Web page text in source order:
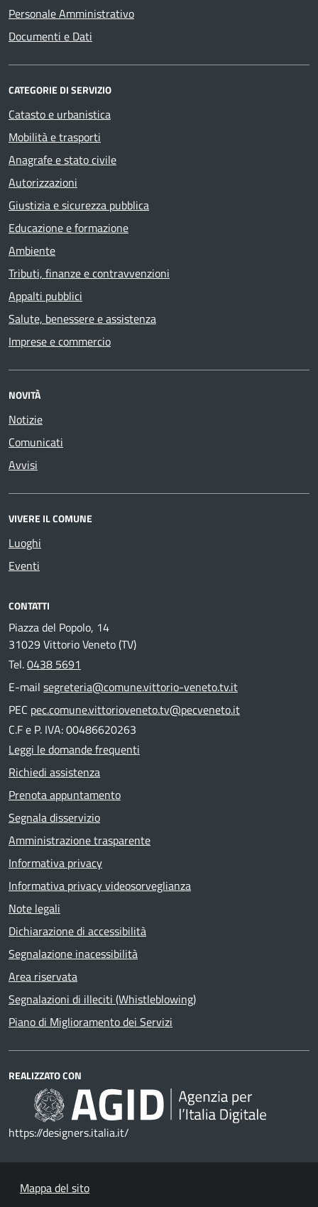
Personale Amministrativo
Documenti e Dati
CATEGORIE DI SERVIZIO
Catasto e urbanistica
Mobilità e trasporti
Anagrafe e stato civile
Autorizzazioni
Giustizia e sicurezza pubblica
Educazione e formazione
Ambiente
Tributi, finanze e contravvenzioni
Appalti pubblici
Salute, benessere e assistenza
Imprese e commercio
NOVITÀ
Notizie
Comunicati
Avvisi
VIVERE IL COMUNE
Luoghi
Eventi
CONTATTI
Piazza del Popolo, 14
31029 Vittorio Veneto (TV)
Tel.0438 5691
E-mail segreteria@comune.vittorio-veneto.tv.it
PEC pec.comune.vittorioveneto.tv@pecveneto.it
C.F e P. IVA: 00486620263
Leggi le domande frequenti
Richiedi assistenza
Prenota appuntamento
Segnala disservizio
Amministrazione trasparente
Informativa privacy
Informativa privacy videosorveglianza
Note legali
Dichiarazione di accessibilità
Segnalazione inacessibilità
Area riservata
Segnalazioni di illeciti (Whistleblowing)
Piano di Miglioramento dei Servizi
REALIZZATO CON
https://designers.italia.it/
Mappa del sito